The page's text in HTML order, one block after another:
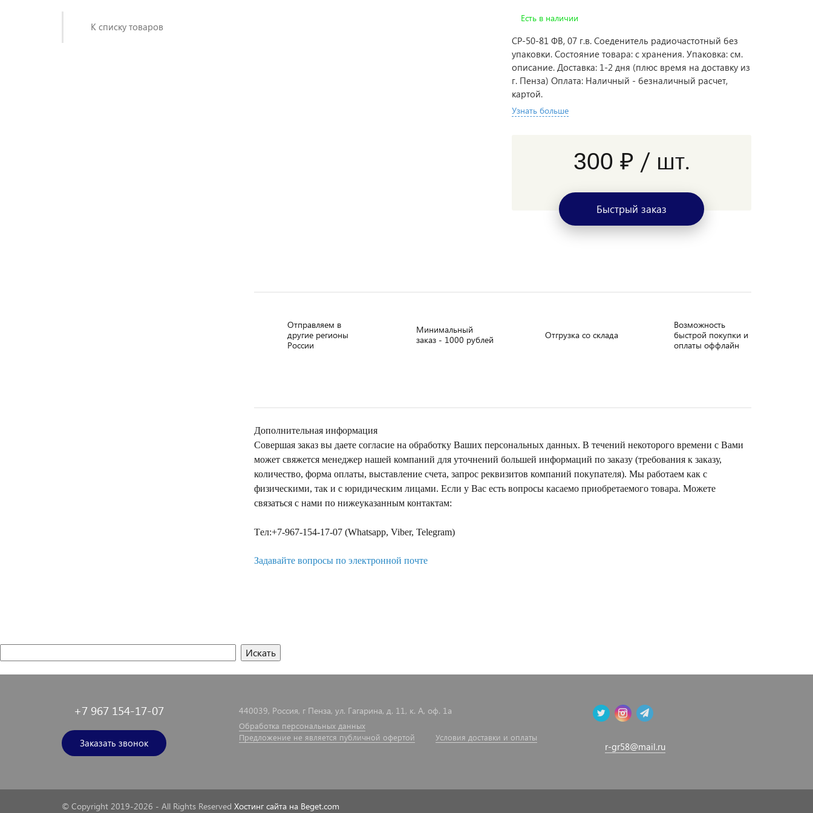
К списку товаров
Есть в наличии
СР-50-81 ФВ, 07 г.в. Соеденитель радиочастотный без
упаковки. Состояние товара: с хранения. Упаковка: см.
описание. Доставка: 1-2 дня (плюс время на доставку из
г. Пенза) Оплата: Наличный - безналичный расчет,
картой.
Узнать больше
300 ₽ / шт.
Быстрый заказ
Отправляем в
другие регионы
России
Минимальный
заказ - 1000 рублей
Отгрузка со склада
Возможность
быстрой покупки и
оплаты оффлайн
Дополнительная информация
Совершая заказ вы даете согласие на обработку Ваших персональных данных. В течений некоторого времени с Вами
может свяжется менеджер нашей компаний для уточнений большей информаций по заказу (требования к заказу,
количество, форма оплаты, выставление счета, запрос реквизитов компаний покупателя). Мы работаем как с
физическими, так и с юридическим лицами. Если у Вас есть вопросы касаемо приобретаемого товара. Можете
связаться с нами по нижеуказанным контактам:
Tел:+7-967-154-17-07 (Whatsapp, Viber, Telegram)
Задавайте вопросы по электронной почте
+7 967 154-17-07
Заказать звонок
440039, Россия, г Пенза, ул. Гагарина, д. 11, к. А, оф. 1а
Обработка персональных данных
Предложение не является публичной офертой
Условия доставки и оплаты
r-gr58@mail.ru
© Copyright 2019-2026 - All Rights Reserved Хостинг сайта на Beget.com